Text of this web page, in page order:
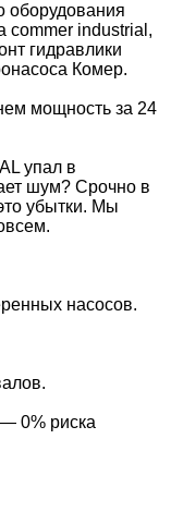
оборудования
commer industrial,
гидравлики
Комер.
мощность за 24
упал в
шум? Срочно в
убытки. Мы
насосов.
0% риска